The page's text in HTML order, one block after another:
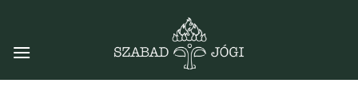
content